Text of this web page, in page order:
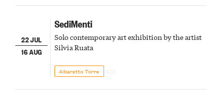
22 JUL
16 AUG
SediMenti
Solo contemporary art exhibition by the artist
Silvia Ruata
Albaretto Torre